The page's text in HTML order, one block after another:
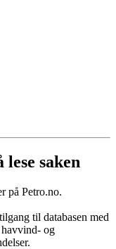
saken
på Petro.no.
til databasen med
og